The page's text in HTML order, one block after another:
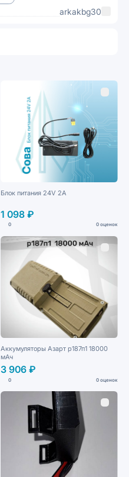
arkakbg30
Блок питания 24V 2A
1 098 ₽
0 0 оценок
Аккумуляторы Азарт р187п1 18000
мАч
3 906 ₽
0 0 оценок